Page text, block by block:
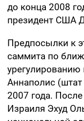
до конца 2008
президент США
Предпосылки к
саммита по
Аннаполис
2007 года.
Израиля Эхуд